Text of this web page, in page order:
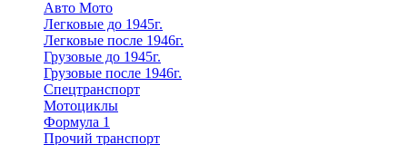
Авто Мото
Легковые до 1945г.
Легковые после 1946г.
Грузовые до 1945г.
Грузовые после 1946г.
Спецтранспорт
Мотоциклы
Формула 1
Прочий транспорт